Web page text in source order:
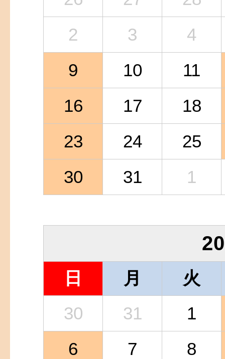
2
3
4
9
10
11
16
17
18
23
24
25
30
31 1
日 月
火
30
31
1
6
7
8